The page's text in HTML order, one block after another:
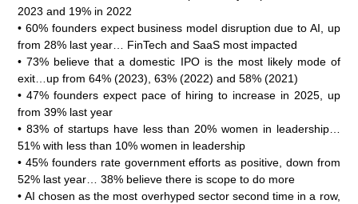
2023 and 19% in 2022
• 60% founders expect business model disruption due to AI, up
from 28% last year… FinTech and SaaS most impacted
• 73% believe that a domestic IPO is the most likely mode of
exit…up from 64% (2023), 63% (2022) and 58% (2021)
• 47% founders expect pace of hiring to increase in 2025, up
from 39% last year
• 83% of startups have less than 20% women in leadership…
51% with less than 10% women in leadership
• 45% founders rate government efforts as positive, down from
52% last year… 38% believe there is scope to do more
• AI chosen as the most overhyped sector second time in a row,